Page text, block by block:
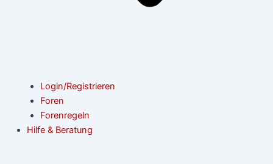
Login/Registrieren
Foren
Forenregeln
Hilfe & Beratung